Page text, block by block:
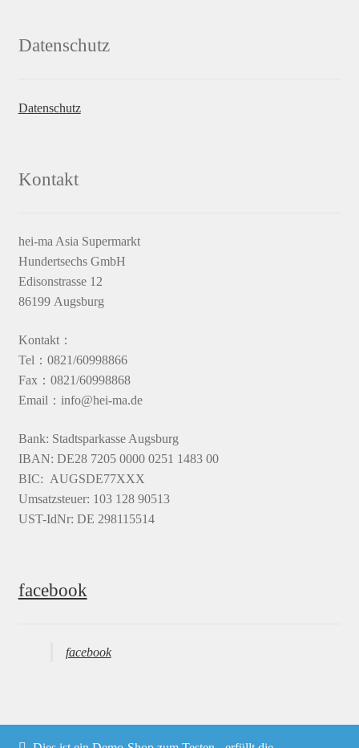
Datenschutz
Datenschutz
Kontakt
hei-ma Asia Supermarkt
Hundertsechs GmbH
Edisonstrasse 12
86199 Augsburg
Kontakt：
Tel：0821/60998866
Fax：0821/60998868
Email：info@hei-ma.de
Bank: Stadtsparkasse Augsburg
IBAN: DE28 7205 0000 0251 1483 00
BIC: AUGSDE77XXX
Umsatzsteuer: 103 128 90513
UST-IdNr: DE 298115514
facebook
facebook